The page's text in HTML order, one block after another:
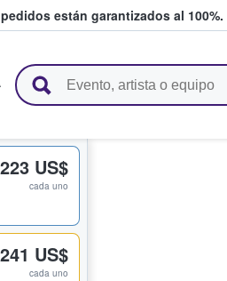
están garantizados al 100%.
223 US$
cada uno
241 US$
cada uno